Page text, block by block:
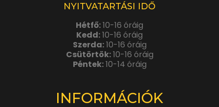
NYITVATARTÁSI IDŐ
Hétfő:10-16 óráig
Kedd:10-16 óráig
Szerda:10-16 óráig
Csütörtök:10-16 óráig
Péntek:10-14 óráig
INFORMÁCIÓK